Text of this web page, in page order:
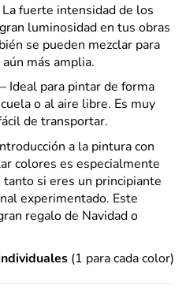
fuerte intensidad de los
luminosidad en tus obras
se pueden mezclar para
más amplia.
Ideal para pintar de forma
o al aire libre. Es muy
de transportar.
a la pintura con
colores es especialmente
si eres un principiante
experimentado. Este
regalo de Navidad o
(1 para cada color)